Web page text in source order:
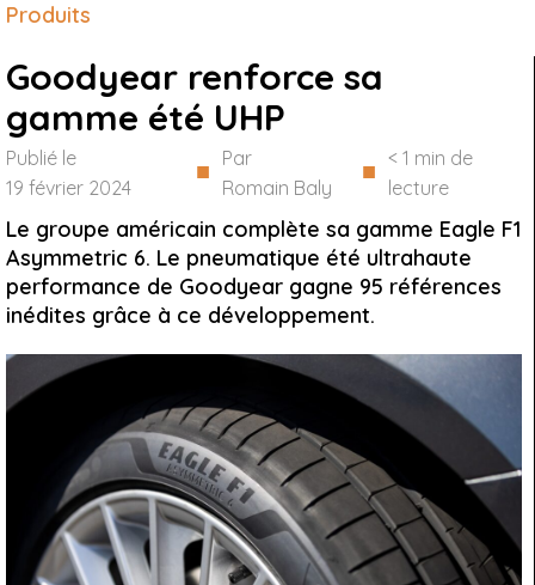
Produits
Goodyear renforce sa
gamme été UHP
Publié le
19 février 2024
■ Par
Romain Baly
■ < 1 min de
lecture
Le groupe américain complète sa gamme Eagle F1
Asymmetric 6. Le pneumatique été ultrahaute
performance de Goodyear gagne 95 références
inédites grâce à ce développement.